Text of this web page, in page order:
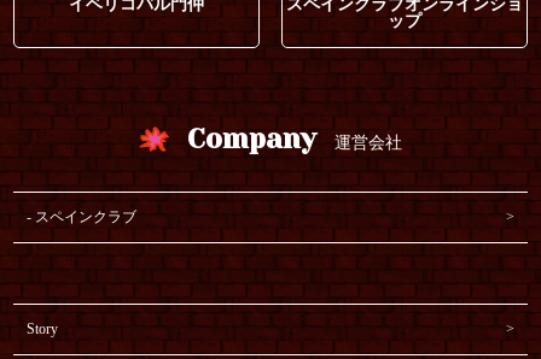
イベリコバル門仲
スペインクラブオンラインショ
ップ
Company 運営会社
スペインクラブ
Story